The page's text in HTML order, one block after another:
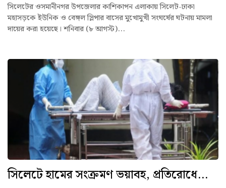
সিলেটের ওসমানীনগর উপজেলার কাশিকাপন এলাকায় সিলেট-ঢাকা
মহাসড়কে ইউনিক ও বেঙ্গল স্লিপার বাসের মুখোমুখী সংঘর্ষের ঘটনায় মামলা
দায়ের করা হয়েছে। শনিবার (৮ আগস্ট)...
সিলেটে হামের সংক্রমণ ভয়াবহ, প্রতিরোধে...